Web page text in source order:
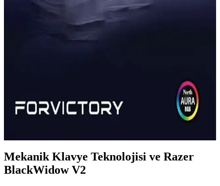
Everest Parley Rainbow Mekanik Klavye Özellikleri
ve Kullanıcı Deneyimi
North Shield Blue Switch Mekanik Gaming Klavye
Tam Metal Panel ile Güç ve Dayanıklılık Sunar
North Shield mekanik gaming klavyesi, Blue switch teknolojisi ve
tam metal panel yapısıyla yüksek dayanıklılık ve performans sağlar,
Mekanik Klavye Teknolojisi ve Razer
BlackWidow V2